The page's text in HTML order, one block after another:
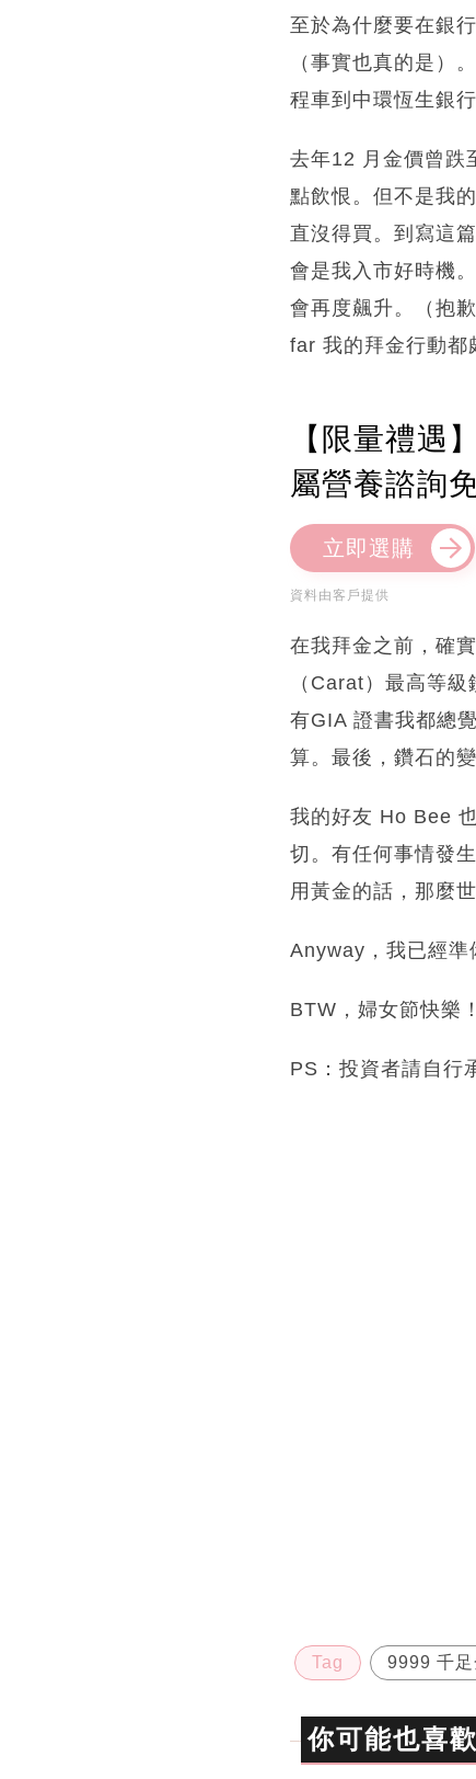
至於為什麼要在銀
（事實也真的是）
程車到中環恆生銀
去年12 月金價曾跌
點飲恨。但不是我
直沒得買。到寫這
會是我入市好時機
會再度飆升。（抱
far 我的拜金行動都
【限量禮遇
屬營養諮詢
立即選購
資料由客戶提供
在我拜金之前，確
（Carat）最高等
有GIA 證書我都總
算。最後，鑽石的
我的好友 Ho Bee
切。有任何事情發
用黃金的話，那麼
Anyway，我已經準
BTW，婦女節快樂
PS：投資者請自行
Tag 9999 千足
你可能也喜歡